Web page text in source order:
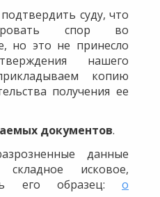
суду, что
спор во
но это не принесло
нашего
копию
получения ее
документов.
данные
исковое,
его образец: о